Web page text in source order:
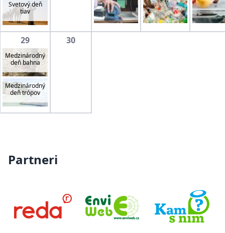
Svetový deň
tiav
29
Medzinárodný
deň bahna
Medzinárodný
deň trópov
30
Partneri